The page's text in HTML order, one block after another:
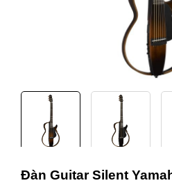
Đàn Guitar Silent